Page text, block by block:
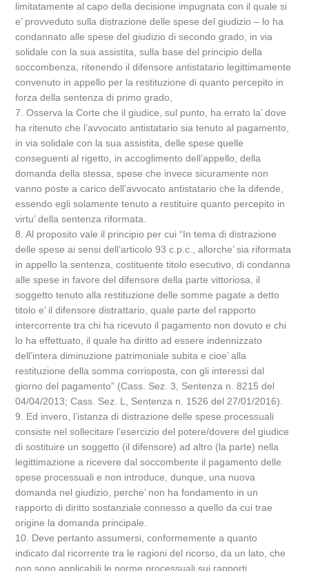
limitatamente al capo della decisione impugnata con il quale si
e’ provveduto sulla distrazione delle spese del giudizio – lo ha
condannato alle spese del giudizio di secondo grado, in via
solidale con la sua assistita, sulla base del principio della
soccombenza, ritenendo il difensore antistatario legittimamente
convenuto in appello per la restituzione di quanto percepito in
forza della sentenza di primo grado,
7. Osserva la Corte che il giudice, sul punto, ha errato la’ dove
ha ritenuto che l’avvocato antistatario sia tenuto al pagamento,
in via solidale con la sua assistita, delle spese quelle
conseguenti al rigetto, in accoglimento dell’appello, della
domanda della stessa, spese che invece sicuramente non
vanno poste a carico dell’avvocato antistatario che la difende,
essendo egli solamente tenuto a restituire quanto percepito in
virtu’ della sentenza riformata.
8. Al proposito vale il principio per cui “In tema di distrazione
delle spese ai sensi dell’articolo 93 c.p.c., allorche’ sia riformata
in appello la sentenza, costituente titolo esecutivo, di condanna
alle spese in favore del difensore della parte vittoriosa, il
soggetto tenuto alla restituzione delle somme pagate a detto
titolo e’ il difensore distrattario, quale parte del rapporto
intercorrente tra chi ha ricevuto il pagamento non dovuto e chi
lo ha effettuato, il quale ha diritto ad essere indennizzato
dell’intera diminuzione patrimoniale subita e cioe’ alla
restituzione della somma corrisposta, con gli interessi dal
giorno del pagamento” (Cass. Sez. 3, Sentenza n. 8215 del
04/04/2013; Cass. Sez. L, Sentenza n. 1526 del 27/01/2016).
9. Ed invero, l’istanza di distrazione delle spese processuali
consiste nel sollecitare l’esercizio del potere/dovere del giudice
di sostituire un soggetto (il difensore) ad altro (la parte) nella
legittimazione a ricevere dal soccombente il pagamento delle
spese processuali e non introduce, dunque, una nuova
domanda nel giudizio, perche’ non ha fondamento in un
rapporto di diritto sostanziale connesso a quello da cui trae
origine la domanda principale.
10. Deve pertanto assumersi, conformemente a quanto
indicato dal ricorrente tra le ragioni del ricorso, da un lato, che
non sono applicabili le norme processuali sui rapporti